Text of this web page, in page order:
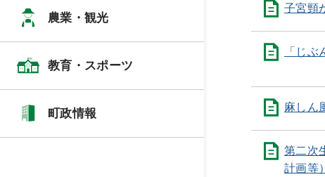
農業・観光
教育・スポーツ
町政情報
子宮頸
「じ
麻しん
第二次
計画等